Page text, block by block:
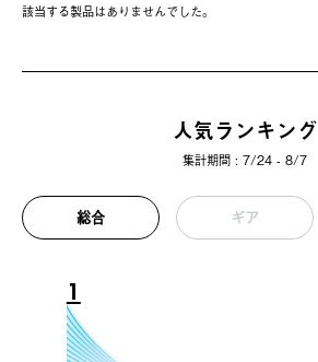
該当する製品はありませんでした。
人気ランキング
集計期間 : 7/24 - 8/7
総合 ギア
1